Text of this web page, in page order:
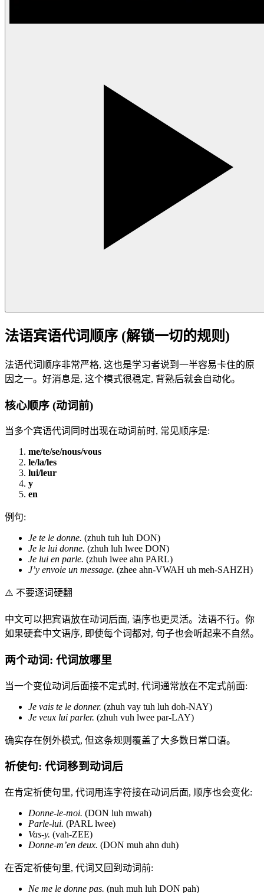
法语宾语代词顺序 (解锁一切的规则)
法语代词顺序非常严格, 这也是学习者说到一半容易卡住的原
因之一。好消息是, 这个模式很稳定, 背熟后就会自动化。
核心顺序 (动词前)
当多个宾语代词同时出现在动词前时, 常见顺序是:
me/te/se/nous/vous
le/la/les
lui/leur
y
en
例句:
Je te le donne. (zhuh tuh luh DON)
Je le lui donne. (zhuh luh lwee DON)
Je lui en parle. (zhuh lwee ahn PARL)
J’y envoie un message. (zhee ahn-VWAH uh meh-SAHZH)
⚠️ 不要逐词硬翻
中文可以把宾语放在动词后面, 语序也更灵活。法语不行。你
如果硬套中文语序, 即使每个词都对, 句子也会听起来不自然。
两个动词: 代词放哪里
当一个变位动词后面接不定式时, 代词通常放在不定式前面:
Je vais te le donner. (zhuh vay tuh luh doh-NAY)
Je veux lui parler. (zhuh vuh lwee par-LAY)
确实存在例外模式, 但这条规则覆盖了大多数日常口语。
祈使句: 代词移到动词后
在肯定祈使句里, 代词用连字符接在动词后面, 顺序也会变化:
Donne-le-moi. (DON luh mwah)
Parle-lui. (PARL lwee)
Vas-y. (vah-ZEE)
Donne-m’en deux. (DON muh ahn duh)
在否定祈使句里, 代词又回到动词前:
Ne me le donne pas. (nuh muh luh DON pah)